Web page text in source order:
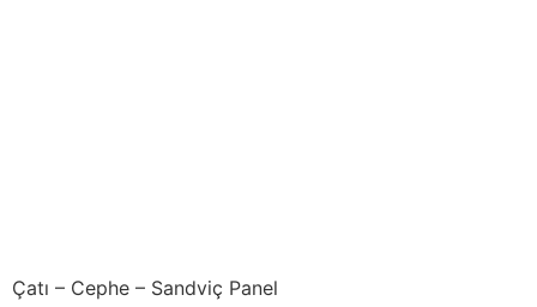
Çatı – Cephe – Sandviç Panel